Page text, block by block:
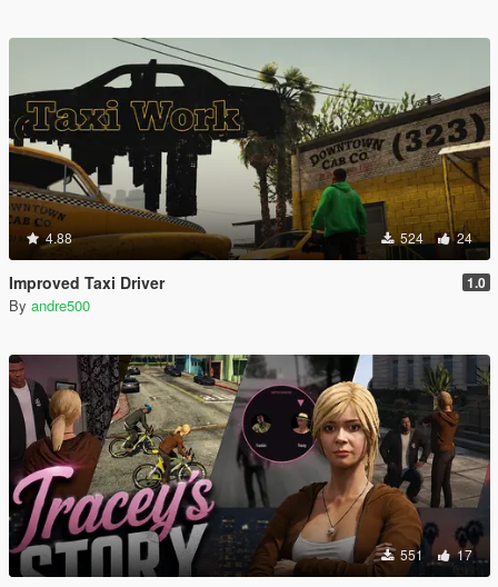
4.88 524 24
Improved Taxi Driver 1.0
By andre500
551 17